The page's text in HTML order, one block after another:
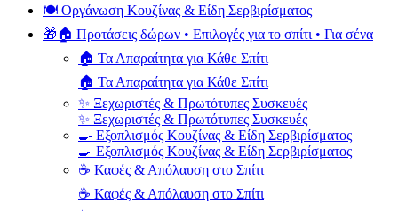
🍽️ Οργάνωση Κουζίνας & Είδη Σερβιρίσματος
🎁🏠 Προτάσεις δώρων • Επιλογές για το σπίτι • Για σένα
🏠 Τα Απαραίτητα για Κάθε Σπίτι
🏠 Τα Απαραίτητα για Κάθε Σπίτι
✨ Ξεχωριστές & Πρωτότυπες Συσκευές
✨ Ξεχωριστές & Πρωτότυπες Συσκευές
🍳 Εξοπλισμός Κουζίνας & Είδη Σερβιρίσματος
🍳 Εξοπλισμός Κουζίνας & Είδη Σερβιρίσματος
☕ Καφές & Απόλαυση στο Σπίτι
☕ Καφές & Απόλαυση στο Σπίτι